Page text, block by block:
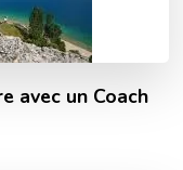
avec un Coach